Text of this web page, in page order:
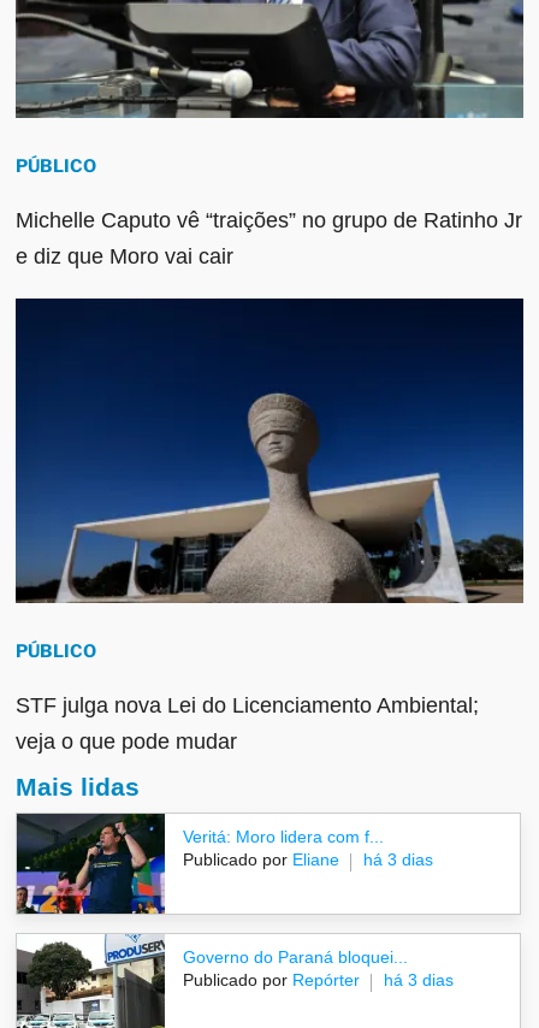
PÚBLICO
Michelle Caputo vê “traições” no grupo de Ratinho Jr
e diz que Moro vai cair
PÚBLICO
STF julga nova Lei do Licenciamento Ambiental;
veja o que pode mudar
Mais lidas
Veritá: Moro lidera com f...
Publicado por Eliane há 3 dias
Governo do Paraná bloquei...
Publicado por Repórter há 3 dias